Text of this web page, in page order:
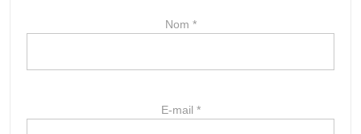
Nom *
E-mail *